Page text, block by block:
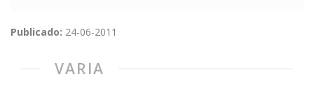
Publicado: 24-06-2011
VARIA